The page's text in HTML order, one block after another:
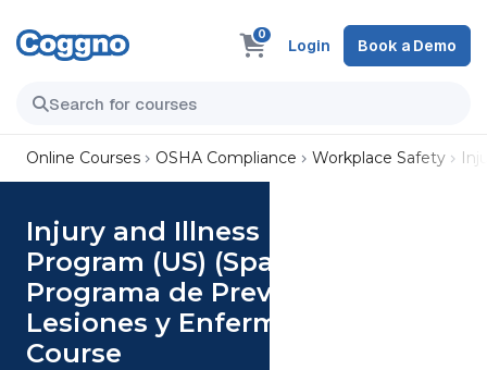
0
Login Book a Demo
Online Courses OSHA Compliance Workplace Safety
Injury and Illness Prevention
Program (US) (Spanish)
Programa de Prevención de
Lesiones y Enfermedades (US)
Course